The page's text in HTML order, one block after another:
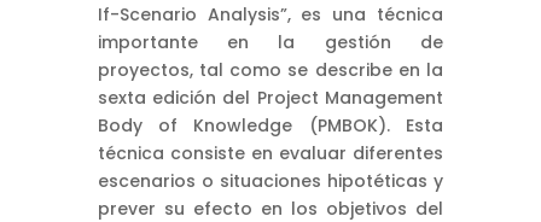
If-Scenario Analysis”, es una técnica
importante en la gestión de
proyectos, tal como se describe en la
sexta edición del Project Management
Body of Knowledge (PMBOK). Esta
técnica consiste en evaluar diferentes
escenarios o situaciones hipotéticas y
prever su efecto en los objetivos del